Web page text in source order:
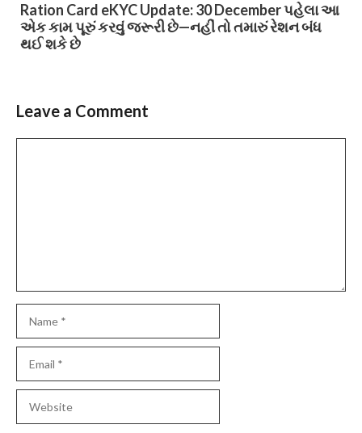
Ration Card eKYC Update: 30 December પહેલા આ
એક કામ પૂરું કરવું જરૂરી છે—નહીં તો તમારું રેશન બંધ
થઈ શકે છે
Leave a Comment